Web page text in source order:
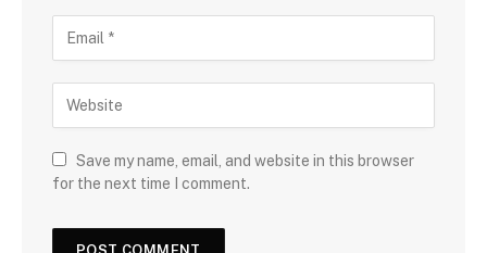
Save my name, email, and website in this browser
for the next time I comment.